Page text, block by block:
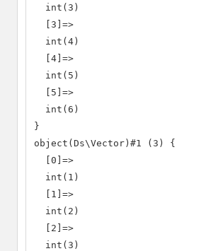
  int(3)
  [3]=>
  int(4)
  [4]=>
  int(5)
  [5]=>
  int(6)
}
object(Ds\Vector)#1 (3) {
  [0]=>
  int(1)
  [1]=>
  int(2)
  [2]=>
  int(3)